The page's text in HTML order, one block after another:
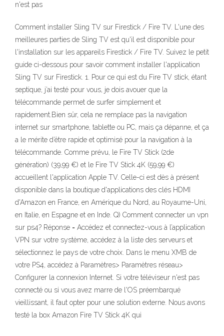
n'est pas
Comment installer Sling TV sur Firestick / Fire TV. L'une des
meilleures parties de Sling TV est qu'il est disponible pour
l'installation sur les appareils Firestick / Fire TV. Suivez le petit
guide ci-dessous pour savoir comment installer l'application
Sling TV sur Firestick. 1. Pour ce qui est du Fire TV stick, étant
septique, j’ai testé pour vous, je dois avouer que la
télécommande permet de surfer simplement et
rapidement.Bien sûr, cela ne remplace pas la navigation
internet sur smartphone, tablette ou PC, mais ça dépanne, et ça
a le mérite d’être rapide et optimisé pour la navigation à la
télécommande. Comme prévu, le Fire TV Stick (2de
génération) (39,99 €) et le Fire TV Stick 4K (59,99 €)
accueillent l'application Apple TV. Celle-ci est dès à présent
disponible dans la boutique d'applications des clés HDMI
d'Amazon en France, en Amérique du Nord, au Royaume-Uni,
en Italie, en Espagne et en Inde. Q) Comment connecter un vpn
sur ps4? Réponse = Accédez et connectez-vous à l’application
VPN sur votre système, accédez à la liste des serveurs et
sélectionnez le pays de votre choix. Dans le menu XMB de
votre PS4, accédez à Paramètres> Paramètres réseau>
Configurer la connexion Internet. Si votre téléviseur n'est pas
connecté ou si vous avez marre de l'OS préembarqué
vieillissant, il faut opter pour une solution externe. Nous avons
testé la box Amazon Fire TV Stick 4K qui